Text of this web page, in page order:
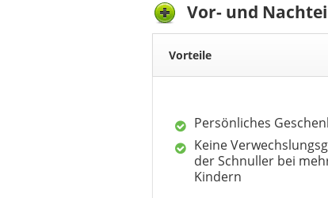
Vor- und
Vorteile
Persönliches
Keine
der Schnuller bei
Kindern